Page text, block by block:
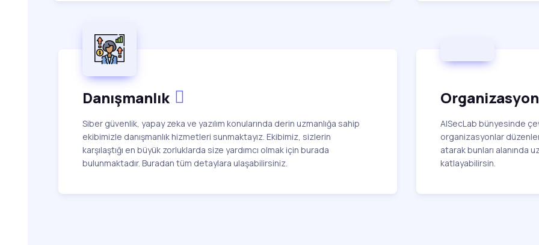
Danışmanlık
Siber güvenlik, yapay zeka ve yazılım konularında derin uzmanlığa sahip
ekibimizle danışmanlık hizmetleri sunmaktayız. Ekibimiz, sizlerin
karşılaştığı en büyük zorluklarda size yardımcı olmak için burada
bulunmaktadır. Buradan tüm detaylara ulaşabilirsiniz.
Organizasyon
AISecLab bünyesinde
organizasyonlar
atarak bunları alanında
katlayabilirsin.